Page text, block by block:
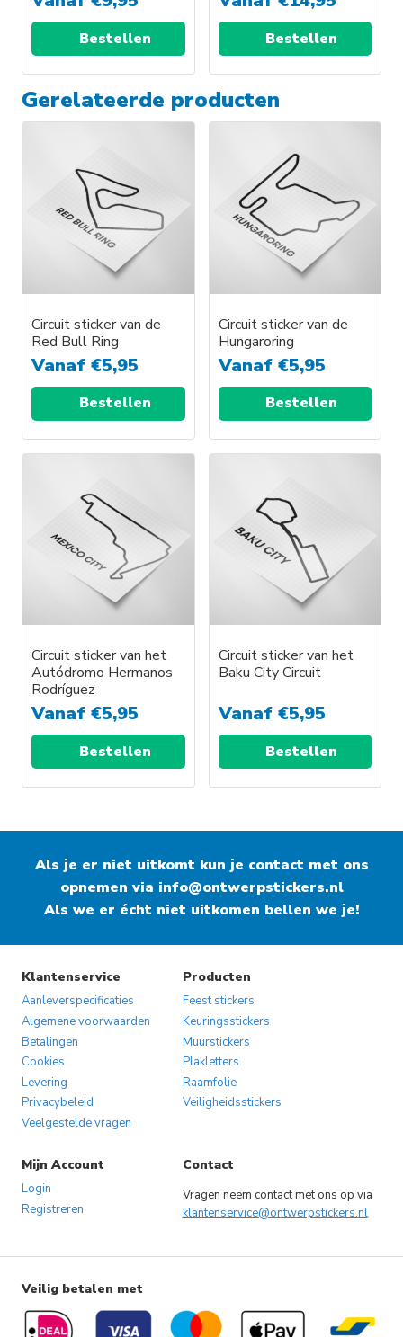
Bestellen Bestellen
Gerelateerde producten
Circuit sticker van de
Red Bull Ring
Vanaf €5,95
Bestellen
Circuit sticker van de
Hungaroring
Vanaf €5,95
Bestellen
Circuit sticker van het
Autódromo Hermanos
Rodríguez
Vanaf €5,95
Bestellen
Circuit sticker van het
Baku City Circuit
Vanaf €5,95
Bestellen
Als je er niet uitkomt kun je contact met ons
opnemen via info@ontwerpstickers.nl
Als we er écht niet uitkomen bellen we je!
Klantenservice
Aanleverspecificaties
Algemene voorwaarden
Betalingen
Cookies
Levering
Privacybeleid
Veelgestelde vragen
Producten
Feest stickers
Keuringsstickers
Muurstickers
Plakletters
Raamfolie
Veiligheidsstickers
Mijn Account
Login
Registreren
Contact
Vragen neem contact met ons op via
klantenservice@ontwerpstickers.nl
Veilig betalen met